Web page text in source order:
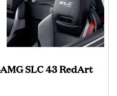
SLC 43 RedArt